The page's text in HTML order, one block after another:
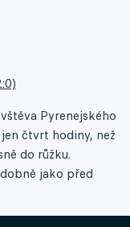
Pyrenejského
čtvrt hodiny, než
do růžku.
jako před